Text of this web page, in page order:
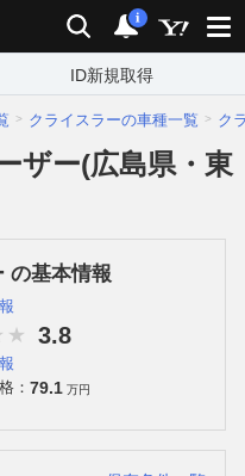
検索 通知
i
ID新規取得
クライスラーの車種一覧 ク
ザー(広島県・東
の基本情報
3.8
： 79.1 万円